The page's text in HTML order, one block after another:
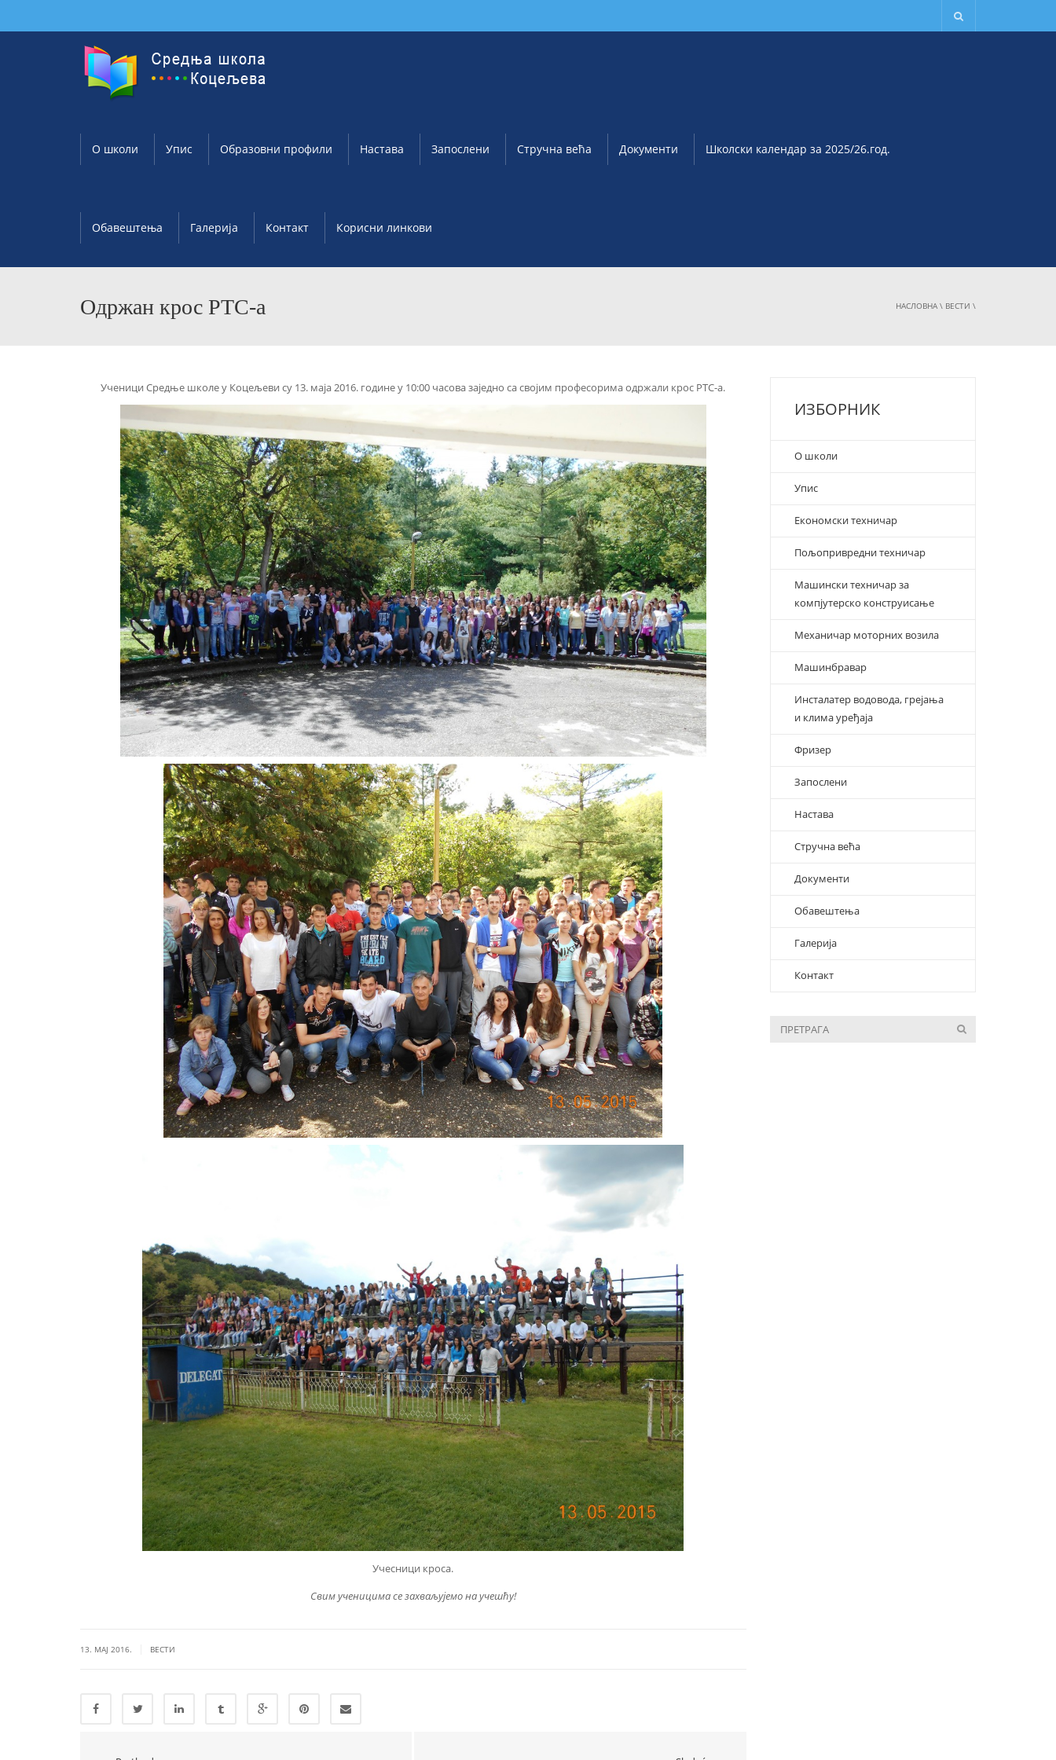
О школи Упис Образовни профили Настава Запослени Стручна већа Документи Школски календар за 2025/26.год.
Обавештења Галерија Контакт Корисни линкови
Одржан крос РТС-а НАСЛОВНА \ ВЕСТИ \
Ученици Средње школе у Коцељеви су 13. маја 2016. године у 10:00 часова заједно са својим професорима одржали крос РТС-а.
Учесници кроса.
Свим ученицима се захваљујемо на учешћу!
13. МАЈ 2016. ВЕСТИ
ИЗБОРНИК
О школи
Упис
Економски техничар
Пољопривредни техничар
Машински техничар за
компјутерско конструисање
Механичар моторних возила
Машинбравар
Инсталатер водовода, грејања
и клима уређаја
Фризер
Запослени
Настава
Стручна већа
Документи
Обавештења
Галерија
Контакт